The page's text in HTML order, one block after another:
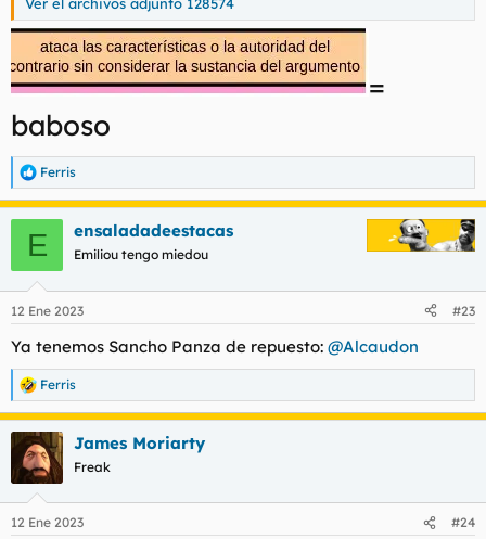
=
baboso
R
e
a
e
:
Ferris
E ensaladadeestacas
Emiliou tengo miedou
12 Ene 2023 #23
Ya tenemos Sancho Panza de repuesto: @Alcaudon
R
e
a
c
c
e
Ferris
James Moriarty
Freak
12 Ene 2023 #24